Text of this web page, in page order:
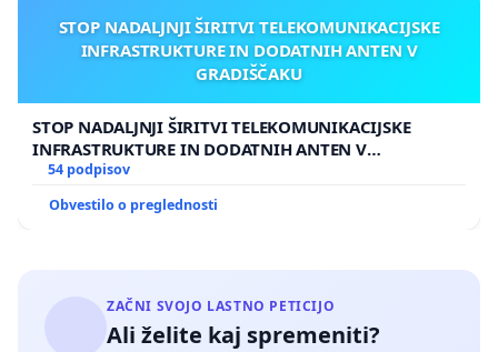
STOP NADALJNJI ŠIRITVI TELEKOMUNIKACIJSKE
INFRASTRUKTURE IN DODATNIH ANTEN V
GRADIŠČAKU
STOP NADALJNJI ŠIRITVI TELEKOMUNIKACIJSKE
INFRASTRUKTURE IN DODATNIH ANTEN V
GRADIŠČAKU
54 podpisov
Obvestilo o preglednosti
ZAČNI SVOJO LASTNO PETICIJO
Ali želite kaj spremeniti?